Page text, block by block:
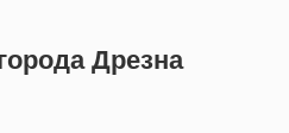
Дрезна